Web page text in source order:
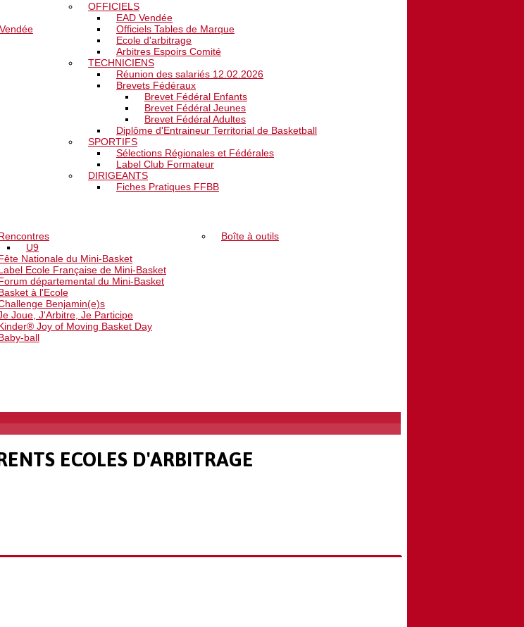
OFFICIELS
EAD Vendée
Officiels Tables de Marque
Ecole d'arbitrage
Arbitres Espoirs Comité
TECHNICIENS
Réunion des salariés 12.02.2026
Brevets Fédéraux
Brevet Fédéral Enfants
Brevet Fédéral Jeunes
Brevet Fédéral Adultes
Diplôme d'Entraineur Territorial de Basketball
SPORTIFS
Sélections Régionales et Fédérales
Label Club Formateur
DIRIGEANTS
Fiches Pratiques FFBB
U9
Nationale du Mini-Basket
Ecole Française de Mini-Basket
départemental du Mini-Basket
à l'Ecole
Benjamin(e)s
Joue, J'Arbitre, Je Participe
Joy of Moving Basket Day
ball
Boîte à outils
ECOLES D'ARBITRAGE